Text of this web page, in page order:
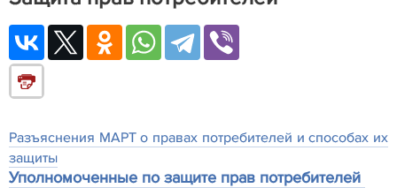
Разъяснения МАРТ о правах потребителей и способах их
защиты
Уполномоченные по защите прав потребителей